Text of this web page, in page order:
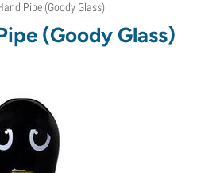
Pipe (Goody Glass)
(Goody Glass)